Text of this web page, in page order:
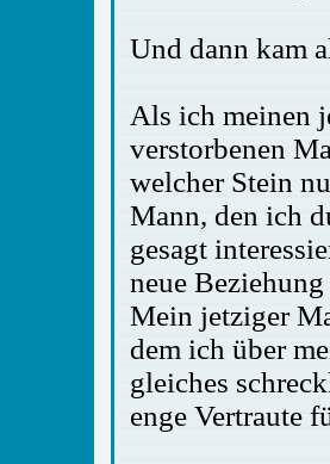
Und dann kam
Als ich meinen
verstorbenen
welcher Stein
Mann, den ich
gesagt
neue
Mein jetziger
dem ich über
gleiches
enge Vertraute